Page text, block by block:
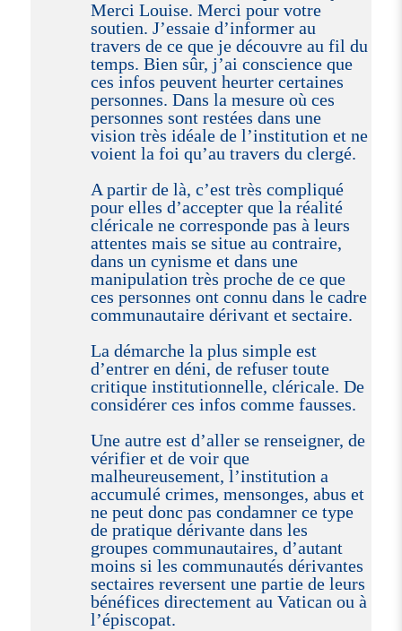
Merci Louise. Merci pour votre
soutien. J’essaie d’informer au
travers de ce que je découvre au fil du
temps. Bien sûr, j’ai conscience que
ces infos peuvent heurter certaines
personnes. Dans la mesure où ces
personnes sont restées dans une
vision très idéale de l’institution et ne
voient la foi qu’au travers du clergé.
A partir de là, c’est très compliqué
pour elles d’accepter que la réalité
cléricale ne corresponde pas à leurs
attentes mais se situe au contraire,
dans un cynisme et dans une
manipulation très proche de ce que
ces personnes ont connu dans le cadre
communautaire dérivant et sectaire.
La démarche la plus simple est
d’entrer en déni, de refuser toute
critique institutionnelle, cléricale. De
considérer ces infos comme fausses.
Une autre est d’aller se renseigner, de
vérifier et de voir que
malheureusement, l’institution a
accumulé crimes, mensonges, abus et
ne peut donc pas condamner ce type
de pratique dérivante dans les
groupes communautaires, d’autant
moins si les communautés dérivantes
sectaires reversent une partie de leurs
bénéfices directement au Vatican ou à
l’épiscopat.